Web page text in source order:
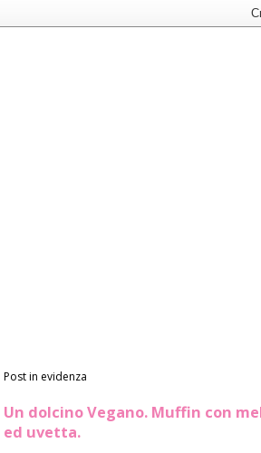
Post in evidenza
Un dolcino Vegano. Muffin con
ed uvetta.